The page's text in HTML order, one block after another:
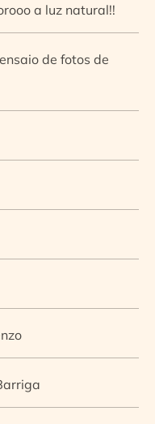
a luz natural!!
de fotos de